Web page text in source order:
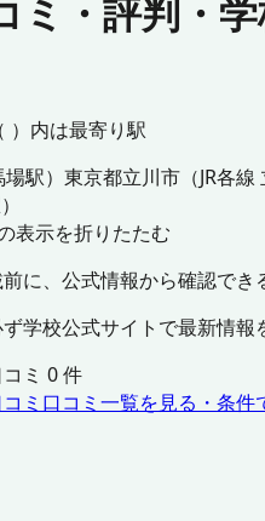
ミ・評判・
）内は最寄り駅
場駅） 東京都立川市 （JR各線
）
表示を折りたたむ
に、公式情報から確認でき
学校公式サイトで最新情
ミ 0件
ミ 口コミ一覧を見る・条件